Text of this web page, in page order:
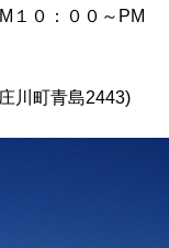
１０：００～PM
川町青島2443)